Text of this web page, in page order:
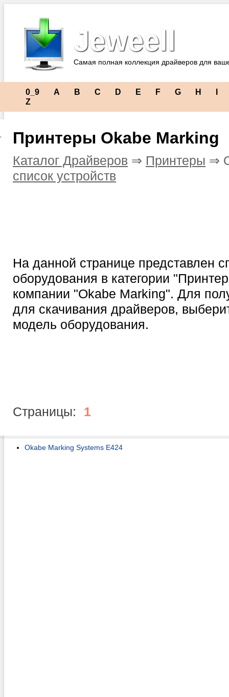
Jeweell
Самая полная коллекция драйверов для
0_9 A B C D E F G H
Z
Принтеры Okabe Marking
Каталог Драйверов ⇒ Принтеры ⇒
список устройств
На данной странице представлен
оборудования в категории
компании "Okabe Marking". Для
для скачивания драйверов,
модель оборудования.
Страницы: 1
Okabe Marking Systems E424